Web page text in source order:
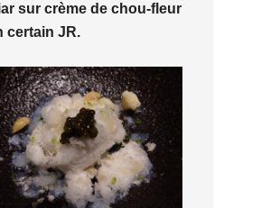
sur crème de chou-fleur
certain JR.